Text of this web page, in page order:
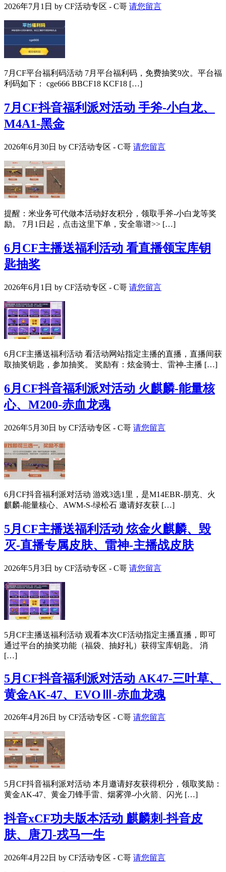
2026年7月1日 by CF活动专区 - C哥 请您留言
7月CF平台福利码活动 7月平台福利码，免费抽奖9次。平台福
利码如下： cge666 BBCF18 KCF18 […]
7月CF抖音福利派对活动 手斧-小白龙、
M4A1-黑金
2026年6月30日 by CF活动专区 - C哥 请您留言
提醒：米业务可代做本活动好友积分，领取手斧-小白龙等奖
励。 7月1日起，点击这里下单，安全靠谱>> […]
6月CF主播送福利活动 看直播领宝库钥
匙抽奖
2026年6月1日 by CF活动专区 - C哥 请您留言
6月CF主播送福利活动 看活动网站指定主播的直播，直播间获
取抽奖钥匙，参加抽奖。 奖励有：炫金骑士、雷神-主播 […]
6月CF抖音福利派对活动 火麒麟-能量核
心、M200-赤血龙魂
2026年5月30日 by CF活动专区 - C哥 请您留言
6月CF抖音福利派对活动 游戏3选1里，是M14EBR-朋克、火
麒麟-能量核心、AWM-S-绿松石 邀请好友获 […]
5月CF主播送福利活动 炫金火麒麟、毁
灭-直播专属皮肤、雷神-主播战皮肤
2026年5月3日 by CF活动专区 - C哥 请您留言
5月CF主播送福利活动 观看本次CF活动指定主播直播，即可
通过平台的抽奖功能（福袋、抽好礼）获得宝库钥匙。 消
[…]
5月CF抖音福利派对活动 AK47-三叶草、
黄金AK-47、EVOⅢ-赤血龙魂
2026年4月26日 by CF活动专区 - C哥 请您留言
5月CF抖音福利派对活动 本月邀请好友获得积分，领取奖励：
黄金AK-47、黄金刀锋手雷、烟雾弹-小火箭、闪光 […]
抖音xCF功夫版本活动 麒麟刺-抖音皮
肤、唐刀-戎马一生
2026年4月22日 by CF活动专区 - C哥 请您留言